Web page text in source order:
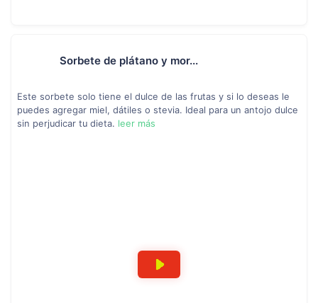
Sorbete de plátano y mor...
Este sorbete solo tiene el dulce de las frutas y si lo deseas le
puedes agregar miel, dátiles o stevia. Ideal para un antojo dulce
sin perjudicar tu dieta. leer más